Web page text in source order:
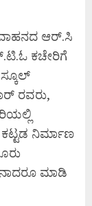
ವಾಹನದ ಆರ್.ಸಿ
ಕಚೇರಿಗೆ
ರವರು,
ನಿರ್ಮಾಣ
ಮಾಡಿ